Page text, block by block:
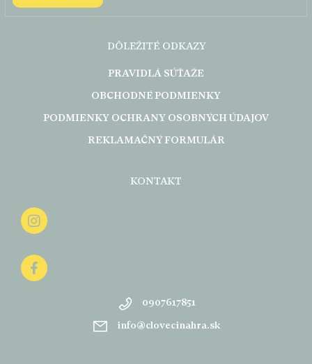
DÔLEŽITÉ ODKAZY
PRAVIDLÁ SÚŤAŽE
OBCHODNÉ PODMIENKY
PODMIENKY OCHRANY OSOBNÝCH ÚDAJOV
REKLAMAČNÝ FORMULÁR
KONTAKT
info@clovecinahra.sk
0907617851